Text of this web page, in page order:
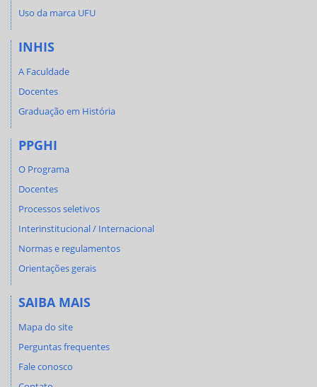
Uso da marca UFU
INHIS
A Faculdade
Docentes
Graduação em História
PPGHI
O Programa
Docentes
Processos seletivos
Interinstitucional / Internacional
Normas e regulamentos
Orientações gerais
SAIBA MAIS
Mapa do site
Perguntas frequentes
Fale conosco